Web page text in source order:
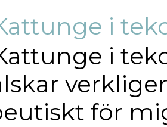
i
i
för